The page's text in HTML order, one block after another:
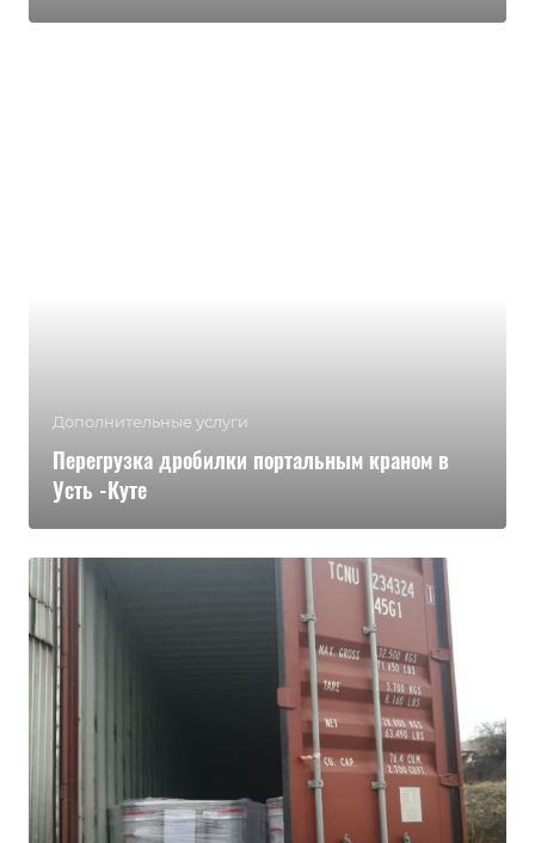
Дополнительные услуги
Перегрузка дробилки портальным краном в
Усть -Куте